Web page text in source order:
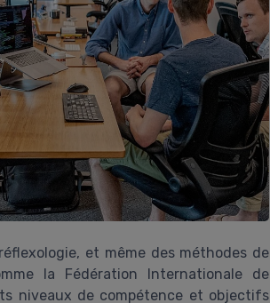
et même des méthodes de
la Fédération Internationale de
niveaux de compétence et objectifs